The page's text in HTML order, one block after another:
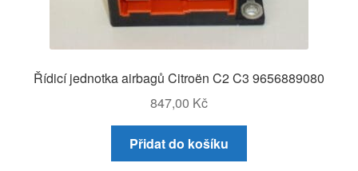
Řídicí jednotka airbagů Citroën C2 C3 9656889080
847,00 Kč
Přidat do košíku